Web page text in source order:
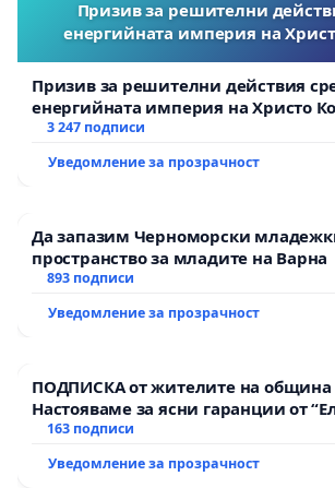
Призив за решителни
енергийната империя на
Призив за решителни действия
енергийната империя на Христо
3 247 подписи
Уведомление за прозрачност
Да запазим Черноморски
пространство за младите на Варна
893 подписи
Уведомление за прозрачност
ПОДПИСКА от жителите на община
Настояваме за ясни гаранции от
АД и от държавата, че ще се
163 подписи
Уведомление за прозрачност